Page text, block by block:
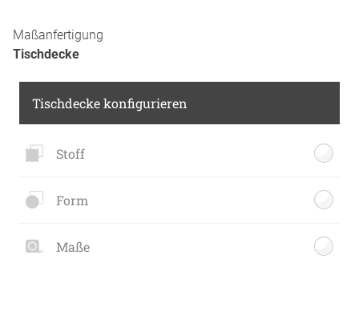
Maßanfertigung
Tischdecke
Tischdecke konfigurieren
Stoff
Form
Maße